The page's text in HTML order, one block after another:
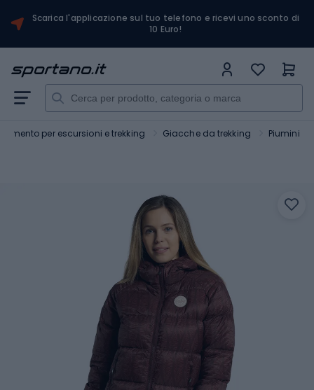
Scarica l'applicazione sul tuo telefono e ricevi uno sconto di
10 Euro!
per escursioni e trekking Giacche da trekking Piumini